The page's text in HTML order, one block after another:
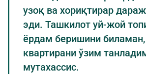
узоқ ва хориқтирар
эди. Ташкилот уй-жой
ёрдам беришини
квартирани ўзим
мутахассис.